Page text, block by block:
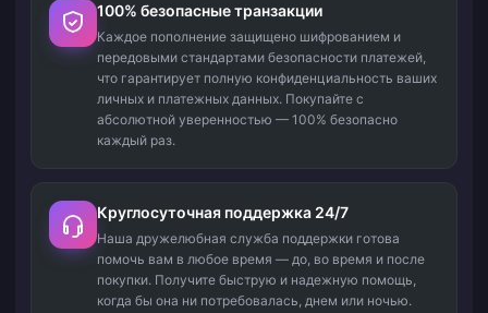
100% безопасные транзакции
Каждое пополнение защищено шифрованием и
передовыми стандартами безопасности платежей,
что гарантирует полную конфиденциальность ваших
личных и платежных данных. Покупайте с
абсолютной уверенностью — 100% безопасно
каждый раз.
Круглосуточная поддержка 24/7
Наша дружелюбная служба поддержки готова
помочь вам в любое время — до, во время и после
покупки. Получите быструю и надежную помощь,
когда бы она ни потребовалась, днем или ночью.